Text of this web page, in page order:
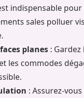
indispensable pour
sales polluer
planes :
les commodes
: Assurez-